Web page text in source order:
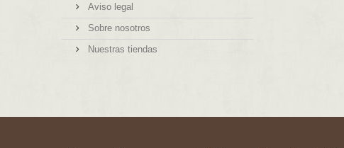
Aviso legal
Sobre nosotros
Nuestras tiendas